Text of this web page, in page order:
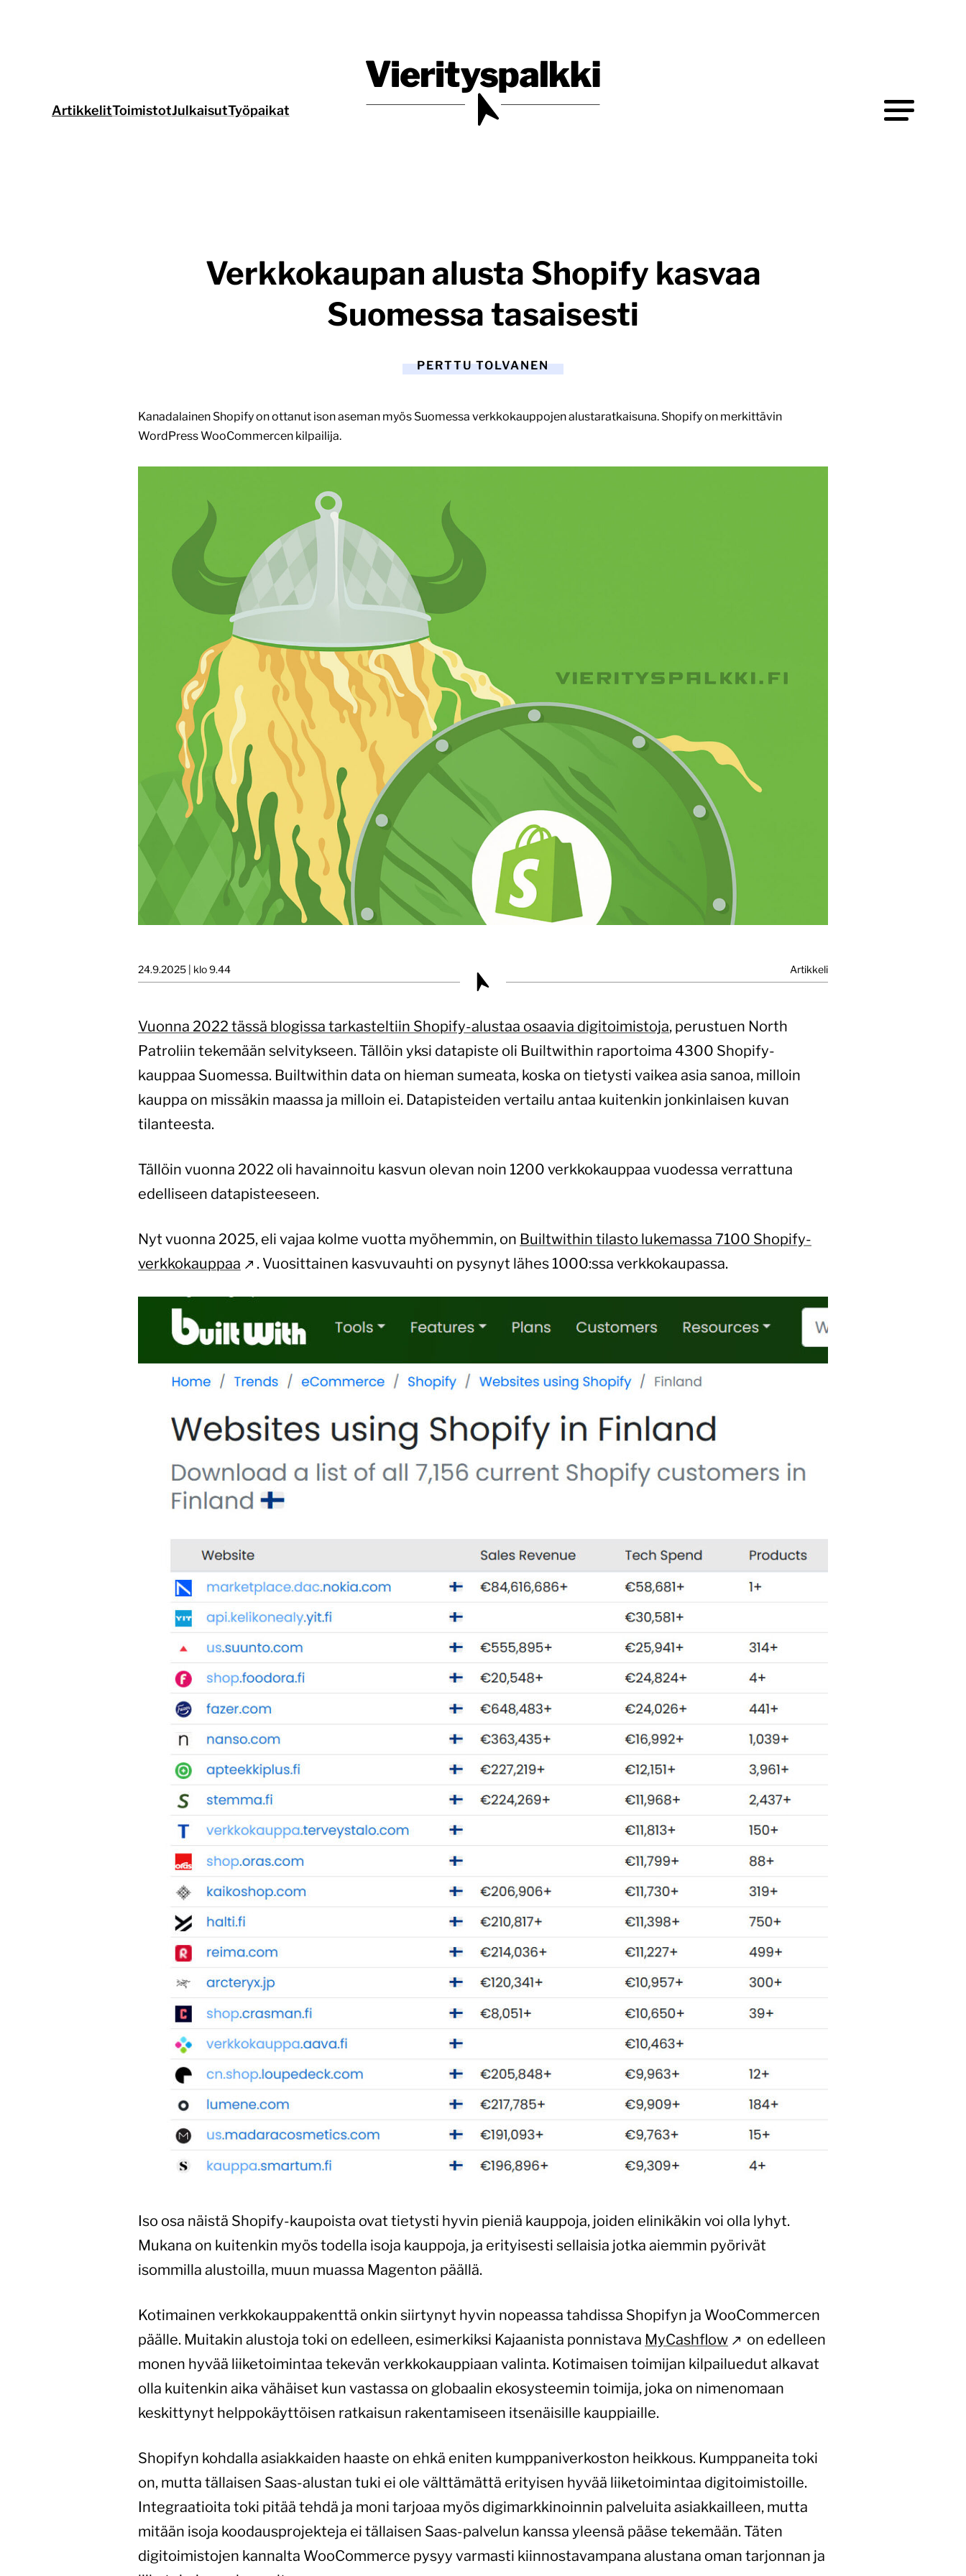
ArtikkelitToimistotJulkaisutTyöpaikat
Vierityspalkki.fi
Verkkokaupan alusta Shopify kasvaa
Suomessa tasaisesti
PERTTU TOLVANEN
Kanadalainen Shopify on ottanut ison aseman myös Suomessa verkkokauppojen alustaratkaisuna. Shopify on merkittävin
WordPress WooCommercen kilpailija.
24.9.2025 | klo 9.44 Artikkeli
Vuonna 2022 tässä blogissa tarkasteltiin Shopify-alustaa osaavia digitoimistoja, perustuen North
Patroliin tekemään selvitykseen. Tällöin yksi datapiste oli Builtwithin raportoima 4300 Shopify-
kauppaa Suomessa. Builtwithin data on hieman sumeata, koska on tietysti vaikea asia sanoa, milloin
kauppa on missäkin maassa ja milloin ei. Datapisteiden vertailu antaa kuitenkin jonkinlaisen kuvan
tilanteesta.
Tällöin vuonna 2022 oli havainnoitu kasvun olevan noin 1200 verkkokauppaa vuodessa verrattuna
edelliseen datapisteeseen.
Nyt vuonna 2025, eli vajaa kolme vuotta myöhemmin, on Builtwithin tilasto lukemassa 7100 Shopify-
verkkokauppaa
. Vuosittainen kasvuvauhti on pysynyt lähes 1000:ssa verkkokaupassa.
Iso osa näistä Shopify-kaupoista ovat tietysti hyvin pieniä kauppoja, joiden elinikäkin voi olla lyhyt.
Mukana on kuitenkin myös todella isoja kauppoja, ja erityisesti sellaisia jotka aiemmin pyörivät
isommilla alustoilla, muun muassa Magenton päällä.
Kotimainen verkkokauppakenttä onkin siirtynyt hyvin nopeassa tahdissa Shopifyn ja WooCommercen
päälle. Muitakin alustoja toki on edelleen, esimerkiksi Kajaanista ponnistava MyCashflow
on edelleen
monen hyvää liiketoimintaa tekevän verkkokauppiaan valinta. Kotimaisen toimijan kilpailuedut alkavat
olla kuitenkin aika vähäiset kun vastassa on globaalin ekosysteemin toimija, joka on nimenomaan
keskittynyt helppokäyttöisen ratkaisun rakentamiseen itsenäisille kauppiaille.
Shopifyn kohdalla asiakkaiden haaste on ehkä eniten kumppaniverkoston heikkous. Kumppaneita toki
on, mutta tällaisen Saas-alustan tuki ei ole välttämättä erityisen hyvää liiketoimintaa digitoimistoille.
Integraatioita toki pitää tehdä ja moni tarjoaa myös digimarkkinoinnin palveluita asiakkailleen, mutta
mitään isoja koodausprojekteja ei tällaisen Saas-palvelun kanssa yleensä pääse tekemään. Täten
digitoimistojen kannalta WooCommerce pysyy varmasti kiinnostavampana alustana oman tarjonnan ja